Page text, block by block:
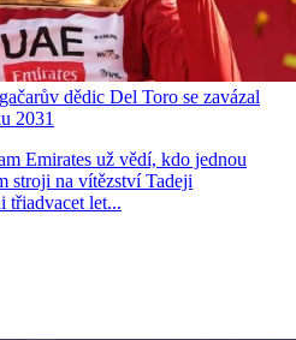
dědic Del Toro se zavázal
2031
Emirates už vědí, kdo jednou
stroji na vítězství Tadeji
třiadvacet let...